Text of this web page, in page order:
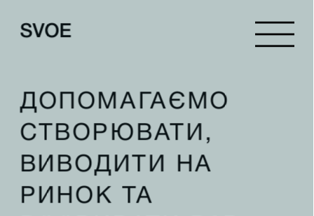
SVOE
ДОПОМАГАЄМО
СТВОРЮВАТИ,
ВИВОДИТИ НА
РИНОК ТА